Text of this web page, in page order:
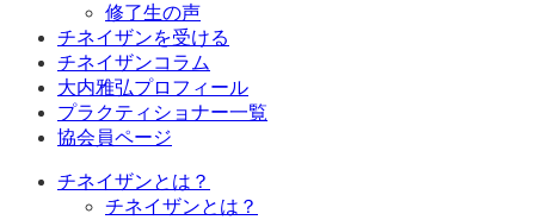
修了生の声
チネイザンを受ける
チネイザンコラム
大内雅弘プロフィール
プラクティショナー一覧
協会員ページ
チネイザンとは？
チネイザンとは？